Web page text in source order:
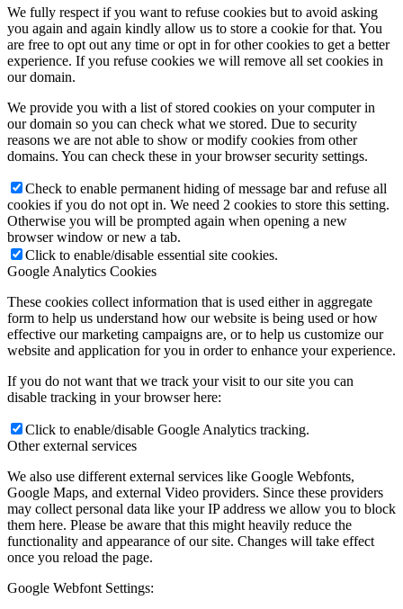
We fully respect if you want to refuse cookies but to avoid asking
you again and again kindly allow us to store a cookie for that. You
are free to opt out any time or opt in for other cookies to get a better
experience. If you refuse cookies we will remove all set cookies in
our domain.
We provide you with a list of stored cookies on your computer in
our domain so you can check what we stored. Due to security
reasons we are not able to show or modify cookies from other
domains. You can check these in your browser security settings.
Check to enable permanent hiding of message bar and refuse all
cookies if you do not opt in. We need 2 cookies to store this setting.
Otherwise you will be prompted again when opening a new
browser window or new a tab.
Click to enable/disable essential site cookies.
Google Analytics Cookies
These cookies collect information that is used either in aggregate
form to help us understand how our website is being used or how
effective our marketing campaigns are, or to help us customize our
website and application for you in order to enhance your experience.
If you do not want that we track your visit to our site you can
disable tracking in your browser here:
Click to enable/disable Google Analytics tracking.
Other external services
We also use different external services like Google Webfonts,
Google Maps, and external Video providers. Since these providers
may collect personal data like your IP address we allow you to block
them here. Please be aware that this might heavily reduce the
functionality and appearance of our site. Changes will take effect
once you reload the page.
Google Webfont Settings: